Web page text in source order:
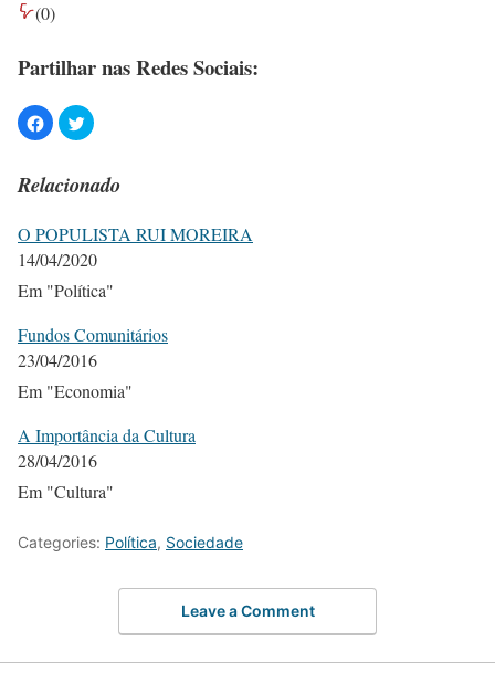
(0)
Partilhar nas Redes Sociais:
Relacionado
O POPULISTA RUI MOREIRA
14/04/2020
Em "Política"
Fundos Comunitários
23/04/2016
Em "Economia"
A Importância da Cultura
28/04/2016
Em "Cultura"
Categories: Política, Sociedade
Leave a Comment